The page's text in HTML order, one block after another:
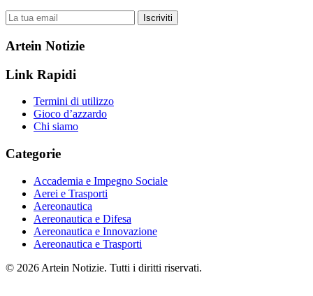
Iscriviti
Artein Notizie
Link Rapidi
Termini di utilizzo
Gioco d’azzardo
Chi siamo
Categorie
Accademia e Impegno Sociale
Aerei e Trasporti
Aereonautica
Aereonautica e Difesa
Aereonautica e Innovazione
Aereonautica e Trasporti
© 2026 Artein Notizie. Tutti i diritti riservati.